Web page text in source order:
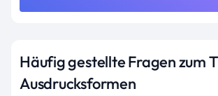
Häufig gestellte Fragen zum
Ausdrucksformen